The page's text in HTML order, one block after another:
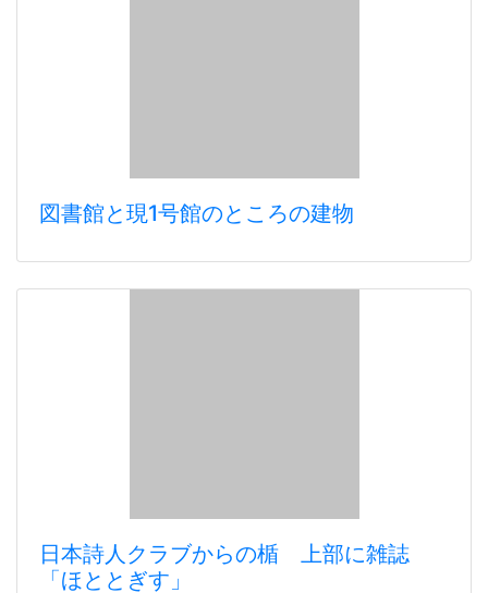
図書館と現1号館のところの建物
日本詩人クラブからの楯 上部に雑誌
「ほととぎす」